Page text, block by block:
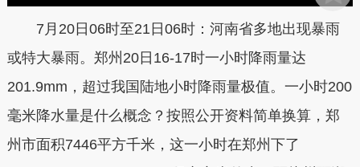
7月20日06时至21日06时：河南省多地出现暴雨
或特大暴雨。郑州20日16-17时一小时降雨量达
201.9mm，超过我国陆地小时降雨量极值。 一小时200
毫米降水量是什么概念？按照公开资料简单换算，郑
州市面积7446平方千米，这一小时在郑州下了